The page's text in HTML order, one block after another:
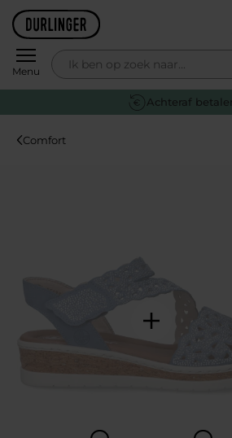
Skip to content
Menu
Gratis
Comfort